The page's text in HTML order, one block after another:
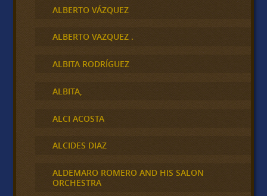
ALBERTO VÁZQUEZ
ALBERTO VAZQUEZ .
ALBITA RODRÍGUEZ
ALBITA,
ALCI ACOSTA
ALCIDES DIAZ
ALDEMARO ROMERO AND HIS SALON
ORCHESTRA